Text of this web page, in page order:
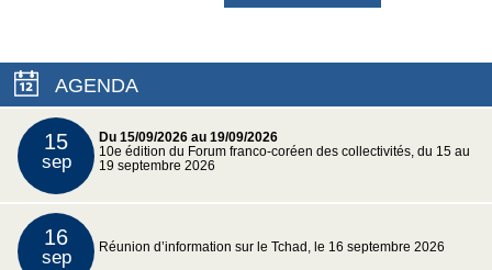
AGENDA
15
sep
Du 15/09/2026 au 19/09/2026
10e édition du Forum franco-coréen des collectivités, du 15 au
19 septembre 2026
16
sep Réunion d’information sur le Tchad, le 16 septembre 2026